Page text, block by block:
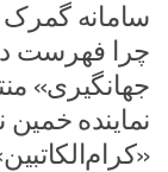
سامانه
جهانگیری»
نماینده